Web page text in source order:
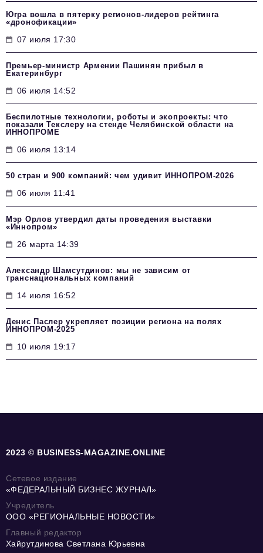
Югра вошла в пятерку регионов-лидеров рейтинга
«дронофикации»
07 июля 17:30
Премьер-министр Армении Пашинян прибыл в
Екатеринбург
06 июля 14:52
Беспилотные технологии, роботы и экопроекты: что
показали Текслеру на стенде Челябинской области на
ИННОПРОМЕ
06 июля 13:14
50 стран и 900 компаний: чем удивит ИННОПРОМ‑2026
06 июля 11:41
Мэр Орлов утвердил даты проведения выставки
«Иннопром»
26 марта 14:39
Александр Шамсутдинов: мы не зависим от
транснациональных компаний
14 июля 16:52
Денис Паслер укрепляет позиции региона на полях
ИННОПРОМ-2025
10 июля 19:17
2023 © BUSINESS-MAGAZINE.ONLINE
Сетевое издание
«ФЕДЕРАЛЬНЫЙ БИЗНЕС ЖУРНАЛ»
Учредитель
ООО «РЕГИОНАЛЬНЫЕ НОВОСТИ»
Главный редактор
Хайрутдинова Светлана Юрьевна